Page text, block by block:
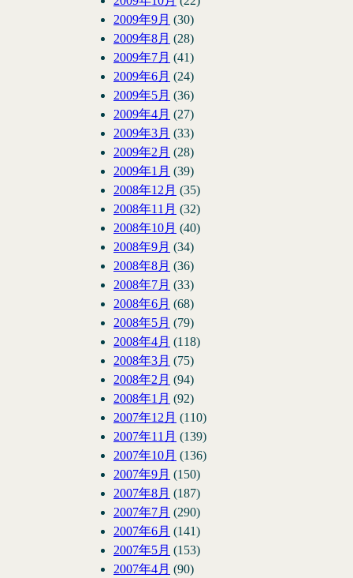
2009年9月 (30)
2009年8月 (28)
2009年7月 (41)
2009年6月 (24)
2009年5月 (36)
2009年4月 (27)
2009年3月 (33)
2009年2月 (28)
2009年1月 (39)
2008年12月 (35)
2008年11月 (32)
2008年10月 (40)
2008年9月 (34)
2008年8月 (36)
2008年7月 (33)
2008年6月 (68)
2008年5月 (79)
2008年4月 (118)
2008年3月 (75)
2008年2月 (94)
2008年1月 (92)
2007年12月 (110)
2007年11月 (139)
2007年10月 (136)
2007年9月 (150)
2007年8月 (187)
2007年7月 (290)
2007年6月 (141)
2007年5月 (153)
2007年4月 (90)